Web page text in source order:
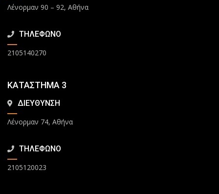
Λένορμαν 90 – 92, Αθήνα
ΤΗΛΕΦΩΝΟ
2105140270
ΚΑΤΑΣΤΗΜΑ 3
ΔΙΕΥΘΥΝΣΗ
Λένορμαν 74, Αθήνα
ΤΗΛΕΦΩΝΟ
2105120023